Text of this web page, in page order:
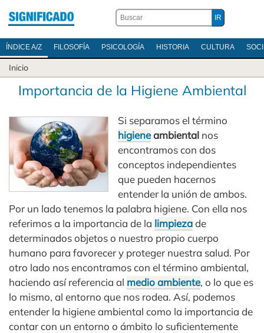
ÍNDICE A/Z FILOSOFÍA PSICOLOGÍA HISTORIA CULTURA
Inicio
Importancia de la Higiene Ambiental
Si separamos el término
higieneambiental nos
encontramos con dos
conceptos independientes
que pueden hacernos
entender la unión de ambos.
Por un lado tenemos la palabra higiene. Con ella nos
referimos a la importancia de la limpiezade
determinados objetos o nuestro propio cuerpo
humano para favorecer y proteger nuestra salud. Por
otro lado nos encontramos con el término ambiental,
haciendo así referencia al medio ambiente, o lo que es
lo mismo, al entorno que nos rodea. Así, podemos
entender la higiene ambiental como la importancia de
contar con un entorno o ámbito lo suficientemente